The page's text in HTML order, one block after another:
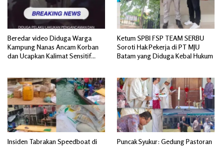
Beredar video Diduga Warga
Kampung Nanas Ancam Korban
dan Ucapkan Kalimat Sensitif
Ketum SPBI FSP TEAM SERBU
Soroti Hak Pekerja di PT MJU
Batam yang Diduga Kebal Hukum
Insiden Tabrakan Speedboat di
Puncak Syukur: Gedung Pastoran